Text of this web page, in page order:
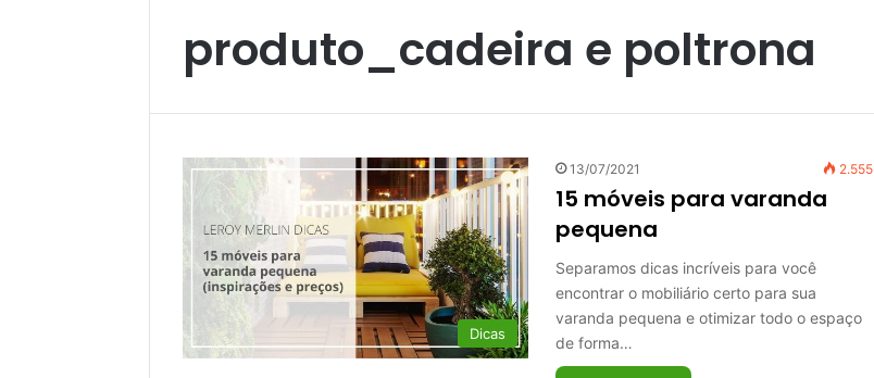
produto_cadeira e poltrona
Dicas
13/07/2021 2.555
15 móveis para varanda
pequena
Separamos dicas incríveis para você
encontrar o mobiliário certo para sua
varanda pequena e otimizar todo o espaço
de forma…